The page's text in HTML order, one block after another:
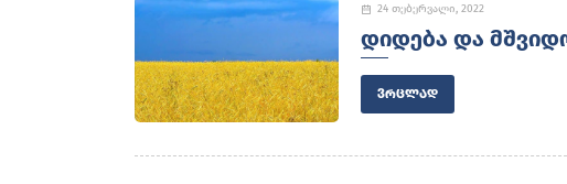
24 თებერვალი, 2022
ᲓᲘᲓᲔᲑᲐ ᲓᲐ
ᲕᲠᲪᲚᲐᲓ